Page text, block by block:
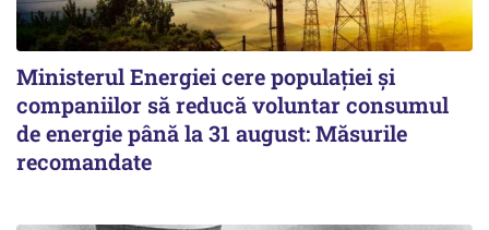
Ministerul Energiei cere populației și
companiilor să reducă voluntar consumul
de energie până la 31 august: Măsurile
recomandate